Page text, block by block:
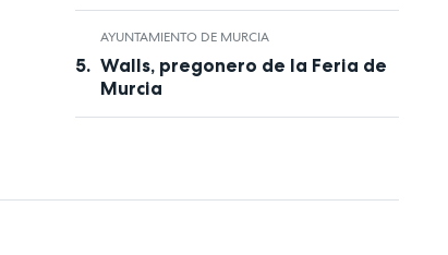
AYUNTAMIENTO DE MURCIA
Walls, pregonero de la Feria de
Murcia